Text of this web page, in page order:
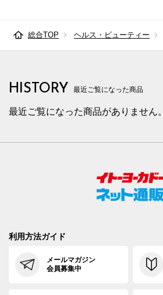
総合TOP ヘルス・ビューティー
HISTORY 最近ご覧になった商品
最近ご覧になった商品がありません。
利用方法ガイド
メールマガジン
会員募集中